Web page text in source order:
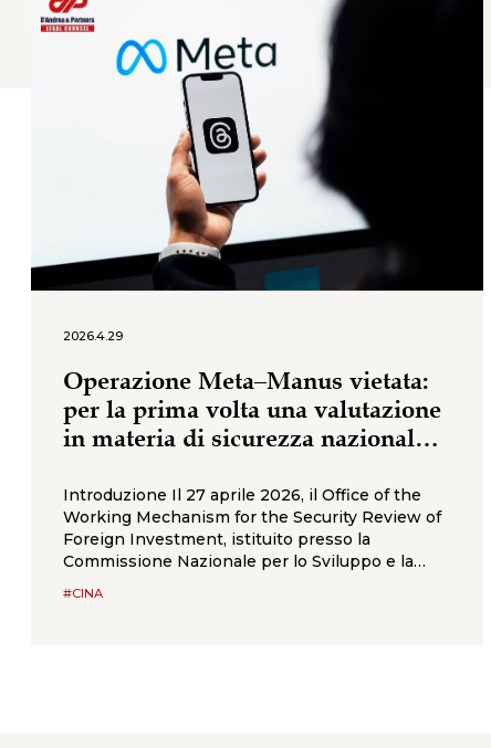
2026.4.29
Operazione Meta–Manus vietata:
per la prima volta una valutazione
in materia di sicurezza nazionale
nel settore dell’intelligenza
artificiale
Introduzione Il 27 aprile 2026, il Office of the
Working Mechanism for the Security Review of
Foreign Investment, istituito presso la
Commissione Nazionale per lo Sviluppo e la
#CINA